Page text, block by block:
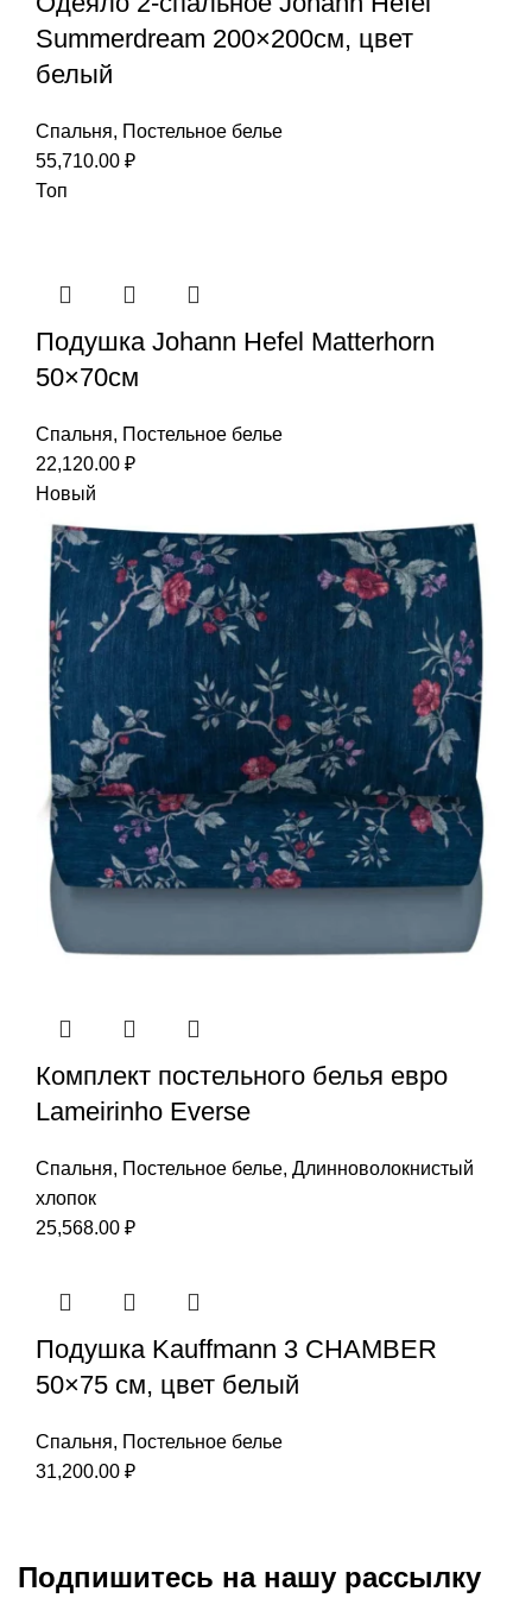
Summerdream 200×200см, цвет
белый
Спальня, Постельное белье
55,710.00 ₽
Топ
Подушка Johann Hefel Matterhorn
50×70см
Спальня, Постельное белье
22,120.00 ₽
Новый
Комплект постельного белья евро
Lameirinho Everse
Спальня, Постельное белье, Длинноволокнистый
хлопок
25,568.00 ₽
Подушка Kauffmann 3 CHAMBER
50×75 см, цвет белый
Спальня, Постельное белье
31,200.00 ₽
Подпишитесь на нашу рассылку